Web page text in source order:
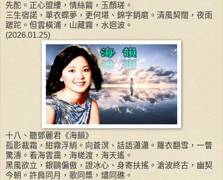
先酡。正心盟縷，情絲繭，玉顏瑳。
三生宿諾，單衣蝶夢，更何堪、錦字銷磨。清風契闊，夜雨
蹉跎。但雲橫浦，山藏霧，水迴波。
(2026.01.25)
十八、聽鄧麗君《海韻》
孤影裁霜，紺霧浮綃。向蒼溟、話語瀟瀟。羅衣翻雪，一瞥
驚濤。看海雲靄，海槎渡，海天遙。
黑風欲立，銀鷗偏傲，證冰心、身寄扶搖。滄波終古，幽契
今朝。許肩同月，歌同槳，燼同礁。